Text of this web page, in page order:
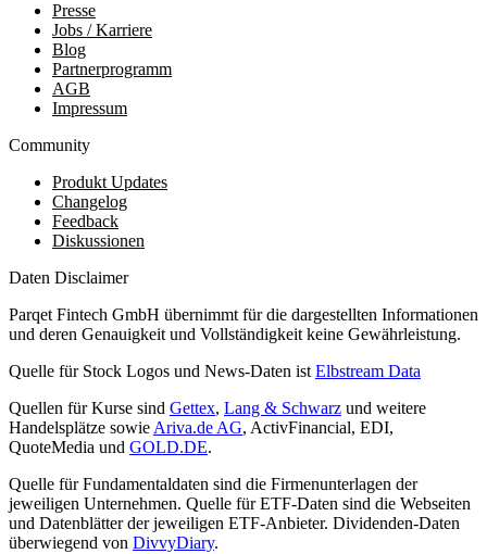
Presse
Jobs / Karriere
Blog
Partnerprogramm
AGB
Impressum
Community
Produkt Updates
Changelog
Feedback
Diskussionen
Daten Disclaimer
Parqet Fintech GmbH übernimmt für die dargestellten Informationen
und deren Genauigkeit und Vollständigkeit keine Gewährleistung.
Quelle für Stock Logos und News-Daten ist Elbstream Data
Quellen für Kurse sind Gettex, Lang & Schwarz und weitere
Handelsplätze sowie Ariva.de AG, ActivFinancial, EDI,
QuoteMedia und GOLD.DE.
Quelle für Fundamentaldaten sind die Firmenunterlagen der
jeweiligen Unternehmen. Quelle für ETF-Daten sind die Webseiten
und Datenblätter der jeweiligen ETF-Anbieter. Dividenden-Daten
überwiegend von DivvyDiary.